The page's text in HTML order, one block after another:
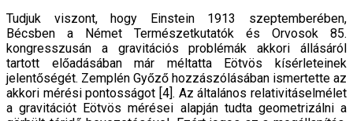
Tudjuk viszont, hogy Einstein 1913 szeptemberében,
Bécsben a Német Természetkutatók és Orvosok 85.
kongresszusán a gravitációs problémák akkori állásáról
tartott előadásában már méltatta Eötvös kísérleteinek
jelentőségét. Zemplén Győző hozzászólásában ismertette az
akkori mérési pontosságot [4]. Az általános relativitáselmélet
a gravitációt Eötvös mérései alapján tudta geometrizálni a